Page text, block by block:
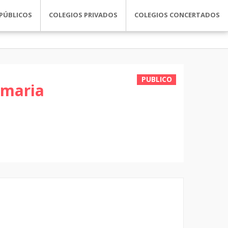
COLEGIOS PRIVADOS COLEGIOS CONCERTADOS
PUBLICO